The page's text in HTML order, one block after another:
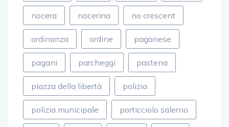
nocera nocerina no crescent
ordinanza ordine paganese
pagani parcheggi pastena
piazza della libertà polizia
polizia municipale porticciolo salerno